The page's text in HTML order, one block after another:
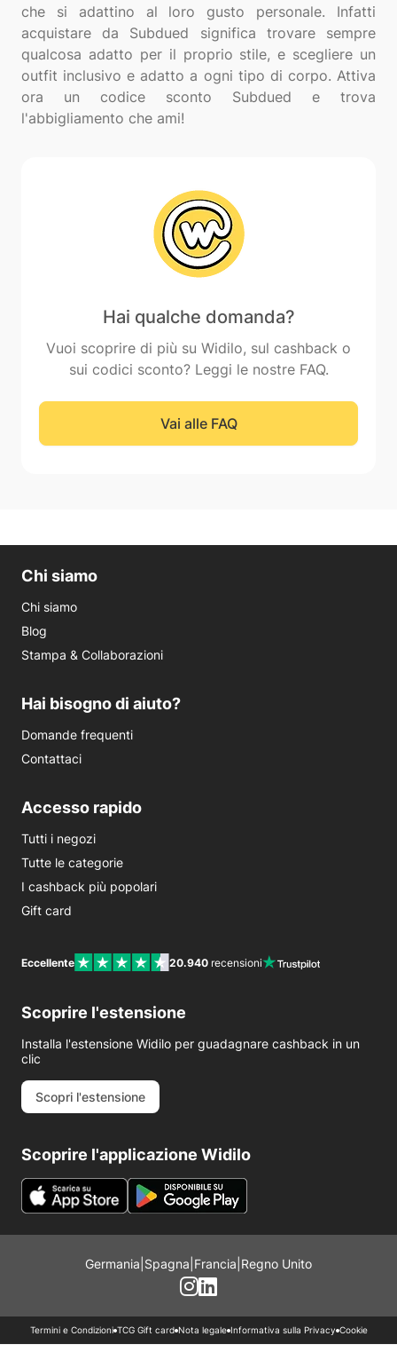
che si adattino al loro gusto personale. Infatti
acquistare da Subdued significa trovare sempre
qualcosa adatto per il proprio stile, e scegliere un
outfit inclusivo e adatto a ogni tipo di corpo. Attiva
ora un codice sconto Subdued e trova
Hai qualche domanda?
Vuoi scoprire di più su Widilo, sul cashback o
sui codici sconto? Leggi le nostre FAQ.
Vai alle FAQ
Chi siamo
Chi siamo
Blog
Stampa & Collaborazioni
Hai bisogno di aiuto?
Domande frequenti
Contattaci
Accesso rapido
Tutti i negozi
Tutte le categorie
I cashback più popolari
Gift card
Eccellente 20.940 recensioni
Scoprire l'estensione
Installa l'estensione Widilo per guadagnare cashback in un
clic
Scopri l'estensione
Scoprire l'applicazione Widilo
Germania Spagna Francia Regno Unito
Termini e Condizioni TCG Gift card Nota legale Informativa sulla Privacy Cookie